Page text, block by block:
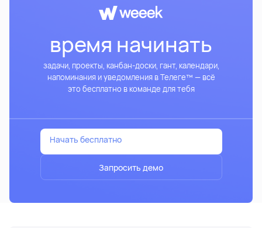
время начинать
задачи, проекты, канбан-доски, гант, календари,
напоминания и уведомления в Телеге™ — всё
это бесплатно в команде для тебя
Начать бесплатно
Запросить демо